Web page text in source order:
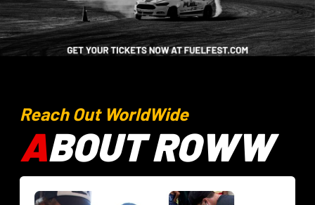
Reach Out WorldWide
ABOUT ROWW